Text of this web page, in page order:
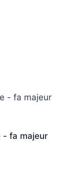
- fa majeur